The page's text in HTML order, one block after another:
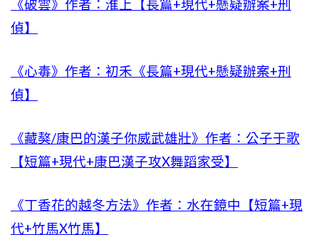
《破雲》作者：淮上【長篇+現代+懸疑辦案+刑
偵】
《心毒》作者：初禾《長篇+現代+懸疑辦案+刑
偵】
《藏獒/康巴的漢子你威武雄壯》作者：公子于歌
【短篇+現代+康巴漢子攻X舞蹈家受】
《丁香花的越冬方法》作者：水在鏡中【短篇+現
代+竹馬X竹馬】